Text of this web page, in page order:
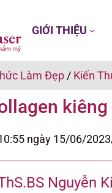
GIỚI THIỆU
Làm Đẹp / Kiến
kiêng
ngày 15/06/2023
Nguyễn